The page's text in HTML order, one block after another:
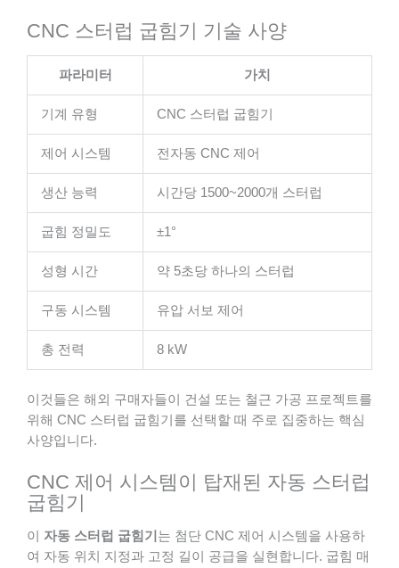
CNC 스터럽 굽힘기 기술 사양
파라미터 가치
기계 유형 CNC 스터럽 굽힘기
제어 시스템 전자동 CNC 제어
생산 능력 시간당 1500~2000개 스터럽
굽힘 정밀도 ±1°
성형 시간 약 5초당 하나의 스터럽
구동 시스템 유압 서보 제어
총 전력 8 kW
이것들은 해외 구매자들이 건설 또는 철근 가공 프로젝트를
위해 CNC 스터럽 굽힘기를 선택할 때 주로 집중하는 핵심
사양입니다.
CNC 제어 시스템이 탑재된 자동 스터럽
굽힘기
이 자동 스터럽 굽힘기 는 첨단 CNC 제어 시스템을 사용하
여 자동 위치 지정과 고정 길이 공급을 실현합니다. 굽힘 매